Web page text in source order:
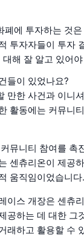
폐에 투자하는 것
투자자들이 투자
해 잘 알고 있어
들이 있었나요?
만한 사건과 이니
활동에는 커뮤니
뮤니티 참여를 촉
센츄리온이 제공
움직임이었습니다.
이스 개장은 센츄
공하는 데 대한 그
래하고 활용할 수